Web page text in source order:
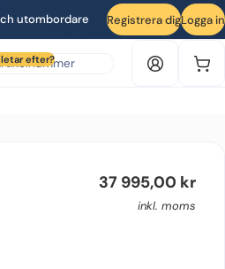
utombordare Registrera digLogga in
efter?
artikelnummer
37 995,00 kr
inkl. moms